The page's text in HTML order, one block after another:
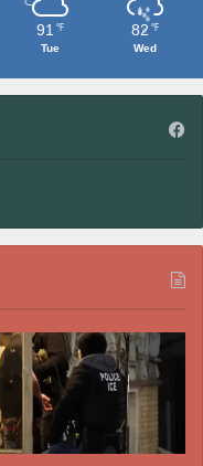
91 ℉
Tue
82 ℉
Wed